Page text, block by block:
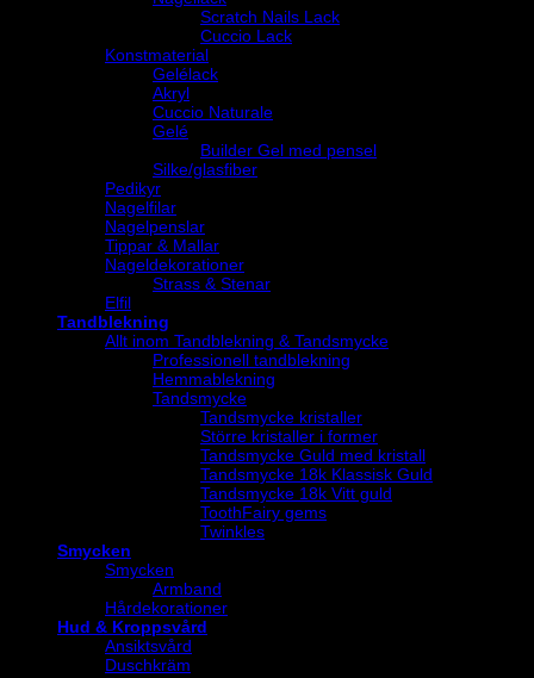
Scratch Nails Lack
Cuccio Lack
Konstmaterial
Gelélack
Akryl
Cuccio Naturale
Gelé
Builder Gel med pensel
Silke/glasfiber
Pedikyr
Nagelfilar
Nagelpenslar
Tippar & Mallar
Nageldekorationer
Strass & Stenar
Elfil
Tandblekning
Allt inom Tandblekning & Tandsmycke
Professionell tandblekning
Hemmablekning
Tandsmycke
Tandsmycke kristaller
Större kristaller i former
Tandsmycke Guld med kristall
Tandsmycke 18k Klassisk Guld
Tandsmycke 18k Vitt guld
ToothFairy gems
Twinkles
Smycken
Smycken
Armband
Hårdekorationer
Hud & Kroppsvård
Ansiktsvård
Duschkräm